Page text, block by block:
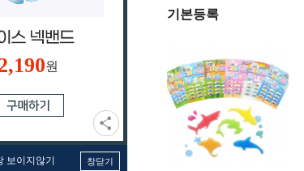
원
보이지않기 창닫기
기본등록